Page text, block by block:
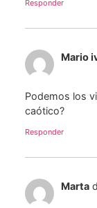
Responder
Mario
Podemos los
caótico?
Responder
Marta